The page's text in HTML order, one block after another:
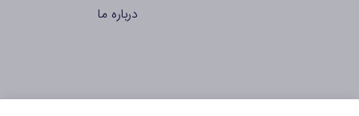
درباره ما